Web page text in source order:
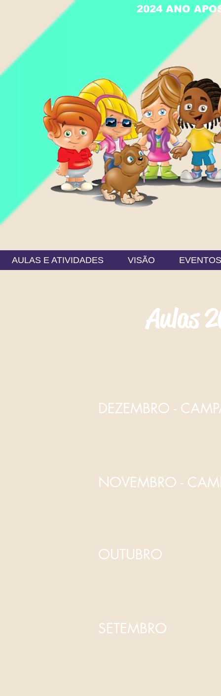
2024 ANO
AULAS E ATIVIDADES VISÃO EVENTOS
Aulas
DEZEMBRO -
NOVEMBRO -
OUTUBRO
SETEMBRO